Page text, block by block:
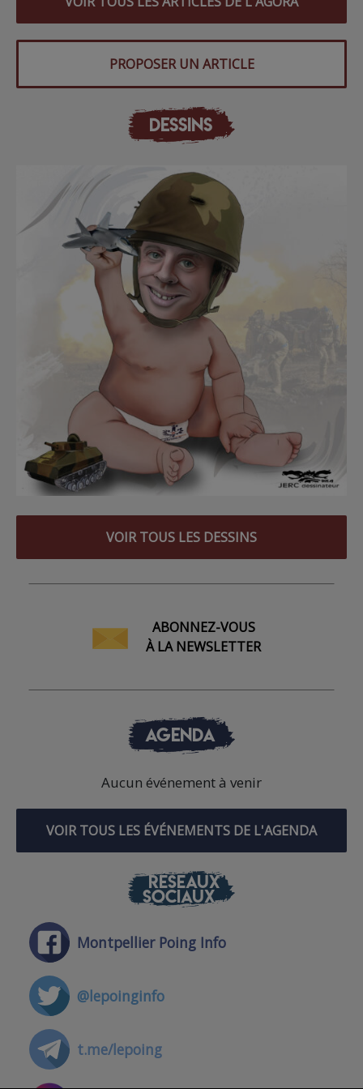
PROPOSER UN ARTICLE
DESSINS
VOIR TOUS LES DESSINS
ABONNEZ-VOUS
À LA NEWSLETTER
AGENDA
Aucun événement à venir
VOIR TOUS LES ÉVÉNEMENTS DE L'AGENDA
RÉSEAUX
SOCIAUX
Montpellier Poing Info
@lepoinginfo
t.me/lepoing